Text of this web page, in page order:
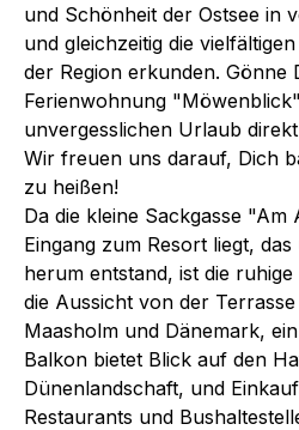
und Schönheit der Ostsee in
und gleichzeitig die
der Region erkunden. Gönne
Ferienwohnung
unvergesslichen Urlaub
Wir freuen uns darauf, Dich
zu heißen!
Da die kleine Sackgasse
Eingang zum Resort liegt,
herum entstand, ist die
die Aussicht von der
Maasholm und Dänemark,
Balkon bietet Blick auf den
Dünenlandschaft, und
Restaurants und